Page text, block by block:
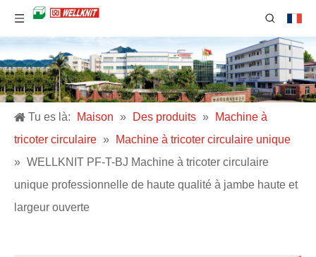
Tu es là: Maison » Des produits »
Machine à
tricoter circulaire »
Machine à tricoter circulaire unique
» WELLKNIT PF-T-BJ Machine à tricoter circulaire
unique professionnelle de haute qualité à jambe haute et
largeur ouverte